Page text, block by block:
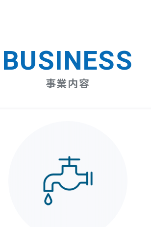
BUSINESS
事業内容